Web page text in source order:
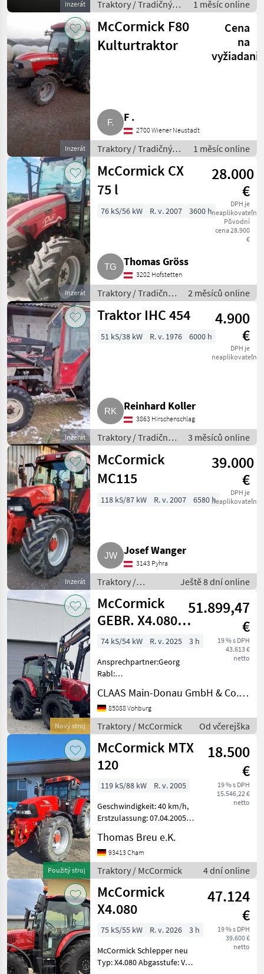
Inzerát
Traktory / Tradičný
traktor
1 měsíc online
Inzerát
McCormick F80
Kulturtraktor
Cena
na
F .
2700 Wiener Neustadt
Traktory / Tradičný
traktor
1 měsíc online
Inzerát
McCormick CX
75 l
28.000
€
DPH je
neaplikovateľné
Původní
cena 28.900
€
76 kS/56 kW R. v. 2007 3600 h
Thomas Gröss
3202 Hofstetten
Traktory / Tradičný
traktor
2 měsíců online
Inzerát
Traktor IHC 454
4.900
€
DPH je
neaplikovateľné
51 kS/38 kW R. v. 1976 6000 h
Reinhard Koller
3863 Hirschenschlag
Traktory / Tradičný
traktor
3 měsíců online
Inzerát
McCormick
MC115
39.000
€
DPH je
neaplikovateľné
118 kS/87 kW R. v. 2007 6580 h
Josef Wanger
3143 Pyhra
Traktory /
Tradičný traktor
Ještě 8 dní online
Nový stroj
McCormick
GEBR. X4.080
TRAKTOR MIT FL
51.899,47
€
19 % s DPH
43.613 €
netto
74 kS/54 kW R. v. 2025
3 h
Ansprechpartner:Georg
Rabl:
Eisenmann:
+491622860730Preis gilt für
vorhandenen Zustand. Die
gemachten Angaben sind in
Anzeigen, Internet, Preissc
CLAAS Main-Donau GmbH & Co. KG, Vohburg
85088 Vohburg
Traktory / McCormick Od včerejška
Použitý stroj
McCormick MTX
120
18.500
€
19 % s DPH
15.546,22 €
netto
119 kS/88 kW
R. v. 2005
Geschwindigkeit: 40 km/h,
Erstzulassung: 07.04.2005
Servolenkung 3x
Steuergeräte hinten
Fronthydraulik
Frontzapfwelle Zugmaul
gefederte Vorderachse
Thomas Breu e.K.
93413 Cham
Traktory / McCormick 4 dní online
McCormick
X4.080
47.124
€
19 % s DPH
39.600 €
netto
75 kS/55 kW R. v. 2026
3 h
McCormick Schlepper neu
Typ: X4.080 Abgasstufe: V